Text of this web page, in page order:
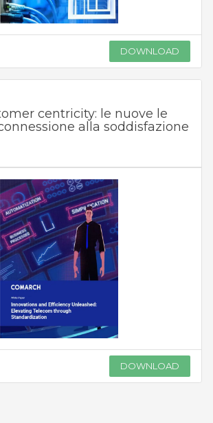
DOWNLOAD
centricity: le nuove le
alla soddisfazione
DOWNLOAD